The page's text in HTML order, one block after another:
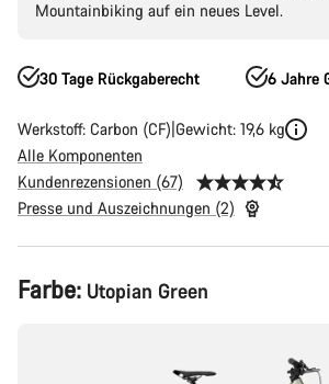
Mountainbiking auf ein neues Level.
30 Tage Rückgaberecht 6 Jahre
Werkstoff: Carbon (CF) Gewicht: 19,6 kg
Alle Komponenten
Kundenrezensionen (67)
Presse und Auszeichnungen (2)
Produktkonfiguration
Farbe: Utopian Green